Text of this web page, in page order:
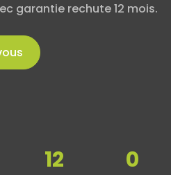
garantie rechute 12 mois.
12 0